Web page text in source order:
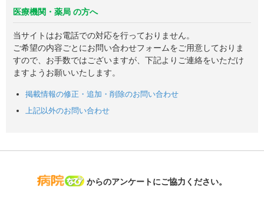
医療機関・薬局 の方へ
当サイトはお電話での対応を行っておりません。
ご希望の内容ごとにお問い合わせフォームをご用意しておりま
すので、お手数ではございますが、下記よりご連絡をいただけ
ますようお願いいたします。
掲載情報の修正・追加・削除のお問い合わせ
上記以外のお問い合わせ
病院なび
からのアンケートにご協力ください。